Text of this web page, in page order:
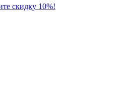
скидку 10%!